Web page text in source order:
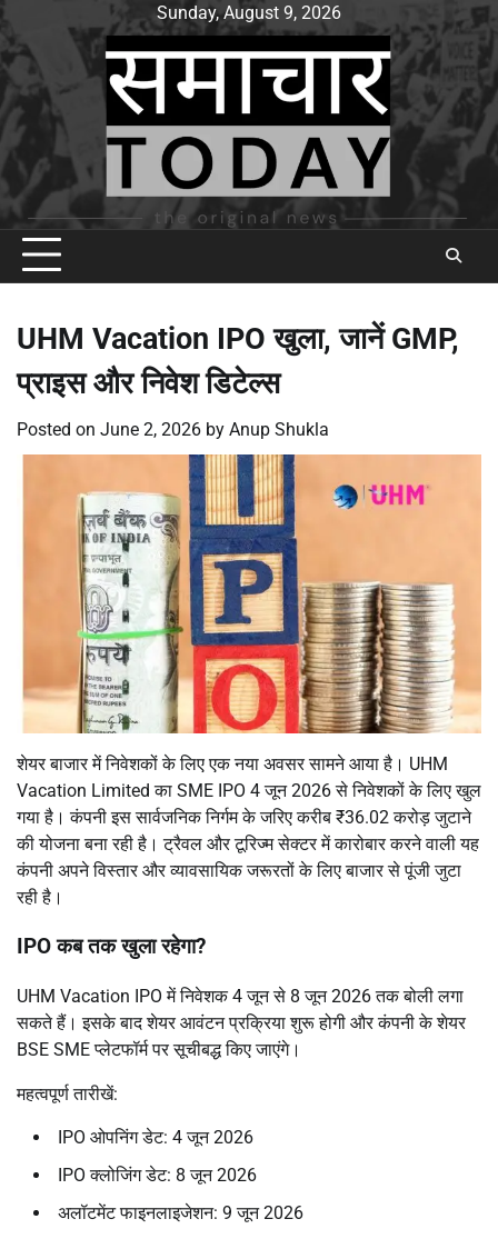
Skip
to
content
Sunday, August 9, 2026
UHM Vacation IPO खुला, जानें GMP,
प्राइस और निवेश डिटेल्स
Posted on June 2, 2026 by Anup Shukla
शेयर बाजार में निवेशकों के लिए एक नया अवसर सामने आया है। UHM
Vacation Limited का SME IPO 4 जून 2026 से निवेशकों के लिए खुल
गया है। कंपनी इस सार्वजनिक निर्गम के जरिए करीब ₹36.02 करोड़ जुटाने
की योजना बना रही है। ट्रैवल और टूरिज्म सेक्टर में कारोबार करने वाली यह
कंपनी अपने विस्तार और व्यावसायिक जरूरतों के लिए बाजार से पूंजी जुटा
रही है।
IPO कब तक खुला रहेगा?
UHM Vacation IPO में निवेशक 4 जून से 8 जून 2026 तक बोली लगा
सकते हैं। इसके बाद शेयर आवंटन प्रक्रिया शुरू होगी और कंपनी के शेयर
BSE SME प्लेटफॉर्म पर सूचीबद्ध किए जाएंगे।
महत्वपूर्ण तारीखें:
IPO ओपनिंग डेट: 4 जून 2026
IPO क्लोजिंग डेट: 8 जून 2026
अलॉटमेंट फाइनलाइजेशन: 9 जून 2026